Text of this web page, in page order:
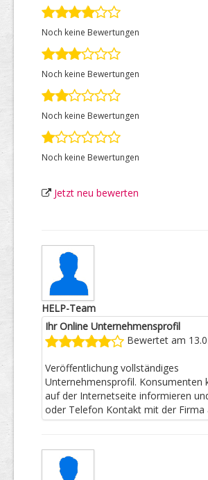
Top Firmen
Über uns
Noch keine Bewertungen
Noch keine Bewertungen
Noch keine Bewertungen
Noch keine Bewertungen
Jetzt neu bewerten
HELP-Team
Ihr Online Unternehmensprofil
Bewertet am
Veröffentlichung vollständiges
Unternehmensprofil. Konsumenten
auf der Internetseite informieren
oder Telefon Kontakt mit der Firma